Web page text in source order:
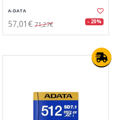
A-DATA
57,01€ 71,27€ - 20%